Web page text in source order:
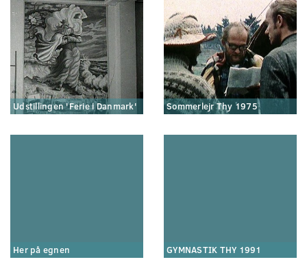
Udstillingen 'Ferie i Danmark' Sommerlejr Thy 1975
Her på egnen GYMNASTIK THY 1991